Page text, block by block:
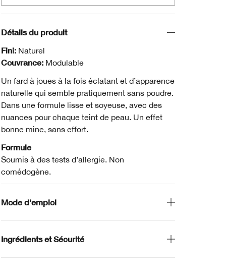
Détails du produit
Fini: Naturel
Couvrance: Modulable
Un fard à joues à la fois éclatant et d’apparence
naturelle qui semble pratiquement sans poudre.
Dans une formule lisse et soyeuse, avec des
nuances pour chaque teint de peau. Un effet
bonne mine, sans effort.
Formule
Soumis à des tests d’allergie. Non
comédogène.
Mode d'emploi
Ingrédients et Sécurité